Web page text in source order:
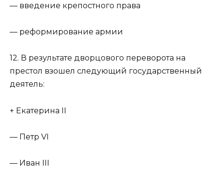
— введение крепостного права
— реформирование армии
12. В результате дворцового переворота на
престол взошел следующий государственный
деятель:
+ Екатерина II
— Петр VI
— Иван III